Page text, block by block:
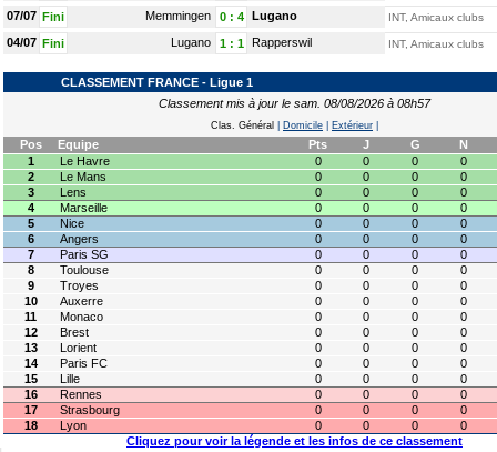
07/07 Fini Memmingen 0: 4 Lugano INT, Amicaux clubs
04/07 Fini Lugano 1: 1 Rapperswil INT, Amicaux clubs
CLASSEMENT FRANCE - Ligue 1
Classement mis à jour le sam. 08/08/2026 à 08h57
Clas. Général Domicile Extérieur
Pos Equipe Pts J G
N
1
Le Havre 0 0 0
0
2
Le Mans 0 0 0
0
3
Lens 0 0 0
0
4
Marseille 0 0 0
0
5
Nice 0 0 0
0
6
Angers 0 0 0
0
7
Paris SG 0 0 0
0
8
Toulouse 0 0 0
0
9
Troyes 0 0 0
0
10
Auxerre 0 0 0
0
11
Monaco 0 0 0
0
12
Brest 0 0 0
0
13
Lorient 0 0 0
0
14
Paris FC 0 0 0
0
15
Lille 0 0 0
0
16
Rennes 0 0 0
0
17
Strasbourg 0 0 0
0
18
Lyon 0 0 0
0
Cliquez pour voir la légende et les infos de ce classement